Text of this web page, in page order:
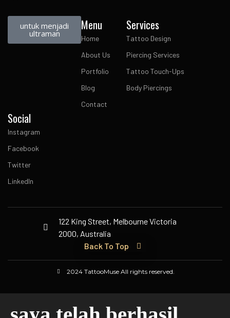
untuk menjadi
ultraman
Menu
Home
About Us
Portfolio
Blog
Contact
Services
Tattoo Design
Piercing Services
Tattoo Touch-Ups
Body Piercings
Social
Instagram
Facebook
Twitter
LinkedIn
122 King Street, Melbourne Victoria
2000, Australia
Back To Top
2024 TattooMuse All rights reserved.